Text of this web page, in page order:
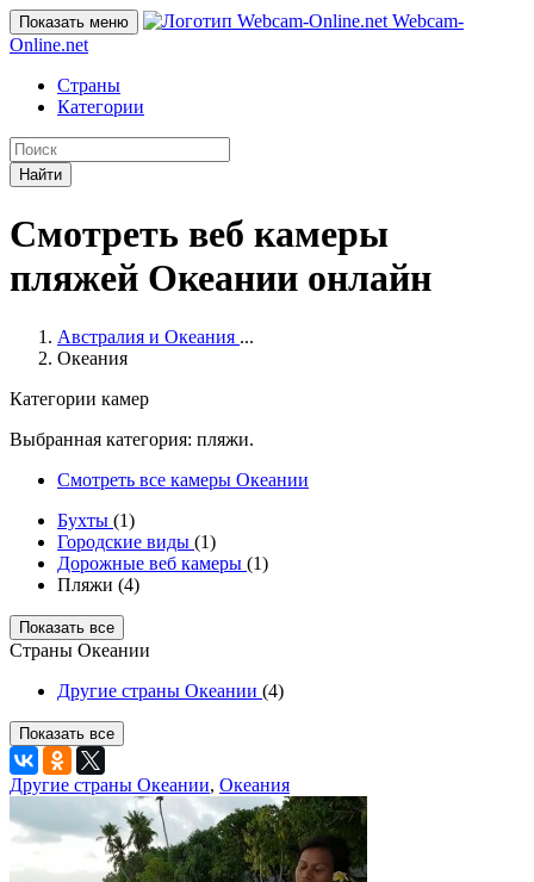
Показать меню
Webcam-
Online.net
Страны
Категории
Найти
Смотреть веб камеры
пляжей Океании онлайн
Австралия и Океания ...
Океания
Категории камер
Выбранная категория: пляжи.
Смотреть все камеры Океании
Бухты (1)
Городские виды (1)
Дорожные веб камеры (1)
Пляжи (4)
Показать все
Страны Океании
Другие страны Океании (4)
Показать все
Другие страны Океании, Океания